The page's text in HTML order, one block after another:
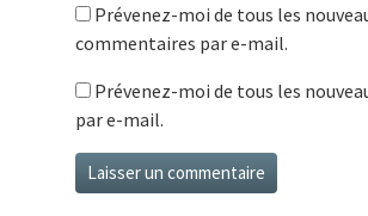
Prévenez-moi de tous les
commentaires par e-mail.
Prévenez-moi de tous les
par e-mail.